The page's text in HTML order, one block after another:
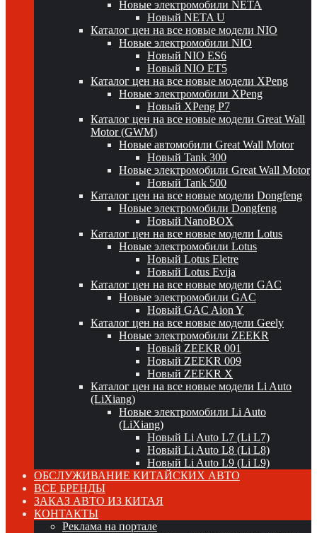
Новые электромобили NETA
Новый NETA U
Каталог цен на все новые модели NIO
Новые электромобили NIO
Новый NIO ES6
Новый NIO ET5
Каталог цен на все новые модели XPeng
Новые электромобили XPeng
Новый XPeng P7
Каталог цен на все новые модели Great Wall
Motor (GWM)
Новые автомобили Great Wall Motor
Новый Tank 300
Новые электромобили Great Wall Motor
Новый Tank 500
Каталог цен на все новые модели Dongfeng
Новые электромобили Dongfeng
Новый NanoBOX
Каталог цен на все новые модели Lotus
Новые электромобили Lotus
Новый Lotus Eletre
Новый Lotus Evija
Каталог цен на все новые модели GAC
Новые электромобили GAC
Новый GAC Aion Y
Каталог цен на все новые модели Geely
Новые электромобили ZEEKR
Новый ZEEKR 001
Новый ZEEKR 009
Новый ZEEKR X
Каталог цен на все новые модели Li Auto
(LiXiang)
Новые электромобили Li Auto
(LiXiang)
Новый Li Auto L7 (Li L7)
Новый Li Auto L8 (Li L8)
Новый Li Auto L9 (Li L9)
ОБСЛУЖИВАНИЕ КИТАЙСКИХ АВТО
ВСЕ БРЕНДЫ
ЗАКАЗ АВТО ИЗ КИТАЯ
КОНТАКТЫ
Реклама на портале